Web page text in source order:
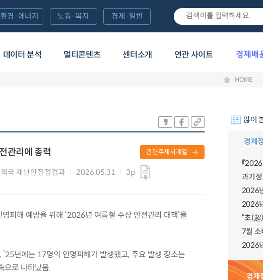
데이터 분석 멀티콘텐츠 센터소개 연관 사이트
환경·에너지 노동·복지 경제·일반
HOME
관리에 총력
국 재난안전점검과 2026.05.31 3p
관련주제시계열
피해 예방을 위해 ‘2026년 여름철 수상 안전관리 대책’을
년에는 17명의 인명피해가 발생했고, 주요 발생 장소는
으로 나타났음.
많이
경제
『
2026
2026
7월
2026